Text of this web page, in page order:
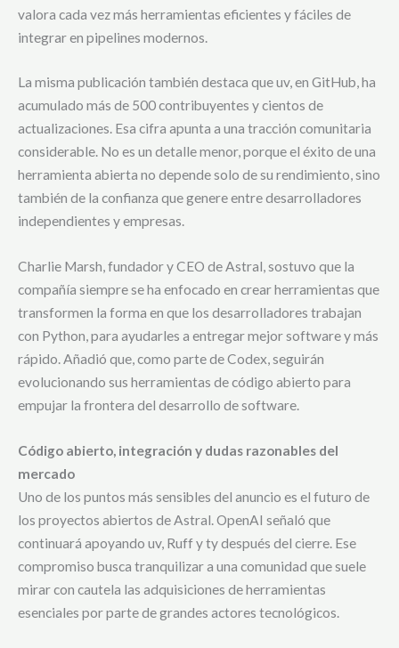
valora cada vez más herramientas eficientes y fáciles de
integrar en pipelines modernos.
La misma publicación también destaca que uv, en GitHub, ha
acumulado más de 500 contribuyentes y cientos de
actualizaciones. Esa cifra apunta a una tracción comunitaria
considerable. No es un detalle menor, porque el éxito de una
herramienta abierta no depende solo de su rendimiento, sino
también de la confianza que genere entre desarrolladores
independientes y empresas.
Charlie Marsh, fundador y CEO de Astral, sostuvo que la
compañía siempre se ha enfocado en crear herramientas que
transformen la forma en que los desarrolladores trabajan
con Python, para ayudarles a entregar mejor software y más
rápido. Añadió que, como parte de Codex, seguirán
evolucionando sus herramientas de código abierto para
empujar la frontera del desarrollo de software.
Código abierto, integración y dudas razonables del
mercado
Uno de los puntos más sensibles del anuncio es el futuro de
los proyectos abiertos de Astral. OpenAI señaló que
continuará apoyando uv, Ruff y ty después del cierre. Ese
compromiso busca tranquilizar a una comunidad que suele
mirar con cautela las adquisiciones de herramientas
esenciales por parte de grandes actores tecnológicos.